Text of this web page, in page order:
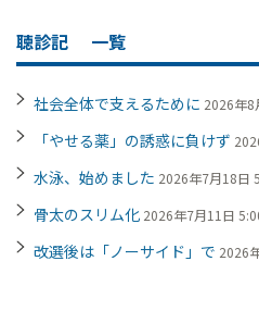
聴診記 一覧
社会全体で支えるために 2026年8
「やせる薬」の誘惑に負けず
水泳、始めました 2026年7月18日
骨太のスリム化 2026年7月11日
改選後は「ノーサイド」で 2026